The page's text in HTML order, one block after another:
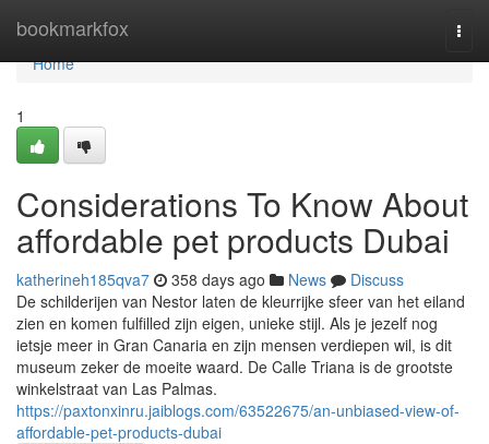
bookmarkfox
Home
Home
1
Considerations To Know About
affordable pet products Dubai
katherineh185qva7 358 days ago News
Discuss
De schilderijen van Nestor laten de kleurrijke sfeer van het eiland
zien en komen fulfilled zijn eigen, unieke stijl. Als je jezelf nog
ietsje meer in Gran Canaria en zijn mensen verdiepen wil, is dit
museum zeker de moeite waard. De Calle Triana is de grootste
winkelstraat van Las Palmas.
https://paxtonxinru.jaiblogs.com/63522675/an-unbiased-view-of-
affordable-pet-products-dubai